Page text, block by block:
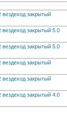
вездеход закрытый
вездеход закрытый 5.0
вездеход закрытый 5.0
вездеход закрытый
вездеход закрытый
вездеход закрытый 4.0